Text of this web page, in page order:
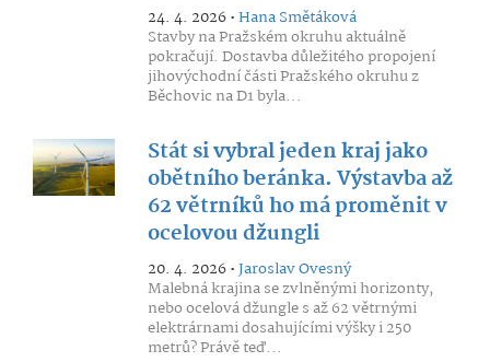
24. 4. 2026 •Hana Smětáková
Stavby na Pražském okruhu aktuálně
pokračují. Dostavba důležitého propojení
jihovýchodní části Pražského okruhu z
Běchovic na D1 byla...
Stát si vybral jeden kraj jako
obětního beránka. Výstavba až
62 větrníků ho má proměnit v
ocelovou džungli
20. 4. 2026 •Jaroslav Ovesný
Malebná krajina se zvlněnými horizonty,
nebo ocelová džungle s až 62 větrnými
elektrárnami dosahujícími výšky i 250
metrů? Právě teď...